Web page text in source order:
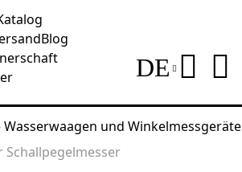
Blog
DE
Wasserwaagen und Winkelmessgeräte
Schallpegelmesser